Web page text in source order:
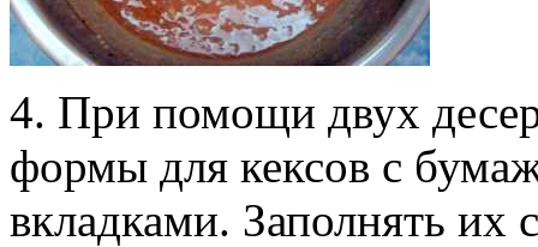
4. При помощи двух
формы для кексов с
вкладками. Заполнять их